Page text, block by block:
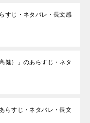
すじ・ネタバレ・長文感
健）」のあらすじ・ネタ
らすじ・ネタバレ・長文